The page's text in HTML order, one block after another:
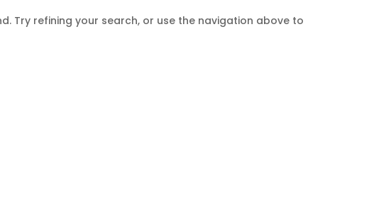
Try refining your search, or use the navigation above to